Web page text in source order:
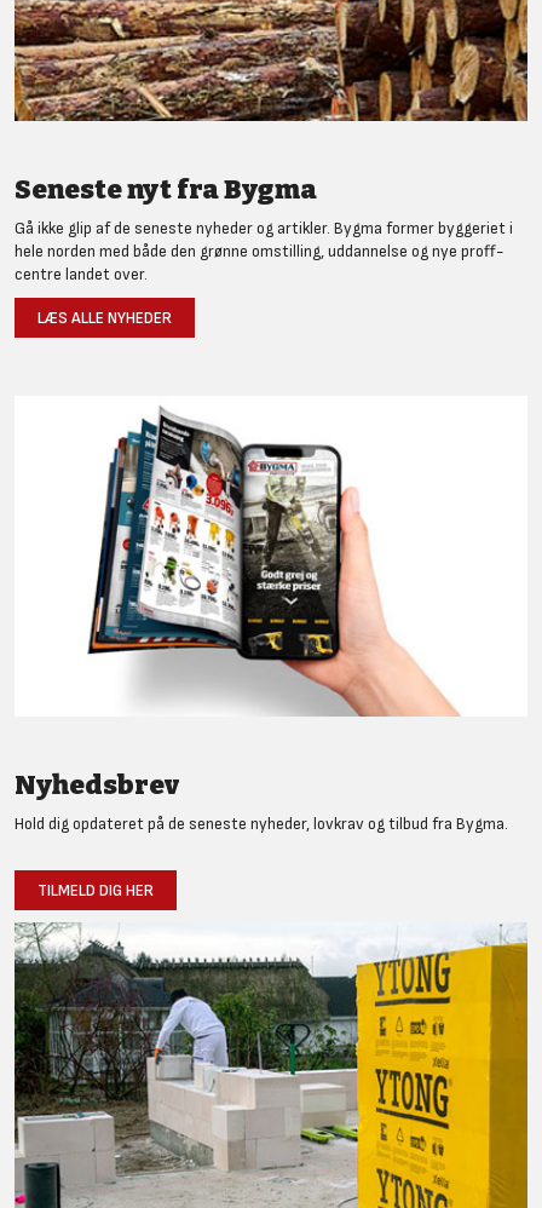
Seneste nyt fra Bygma
Gå ikke glip af de seneste nyheder og artikler. Bygma former byggeriet i
hele norden med både den grønne omstilling, uddannelse og nye proff-
centre landet over.
LÆS ALLE NYHEDER
Nyhedsbrev
Hold dig opdateret på de seneste nyheder, lovkrav og tilbud fra Bygma.
TILMELD DIG HER